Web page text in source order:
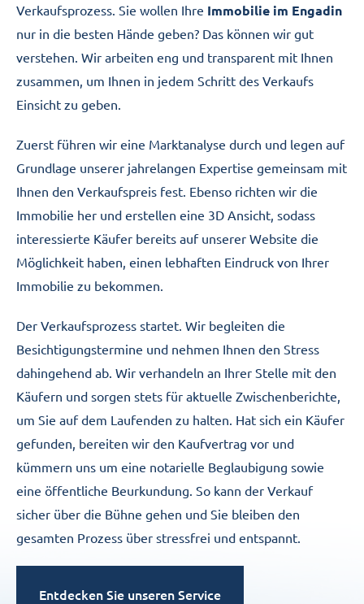
Verkaufsprozess. Sie wollen Ihre Immobilie im Engadin
nur in die besten Hände geben? Das können wir gut
verstehen. Wir arbeiten eng und transparent mit Ihnen
zusammen, um Ihnen in jedem Schritt des Verkaufs
Einsicht zu geben.
Zuerst führen wir eine Marktanalyse durch und legen auf
Grundlage unserer jahrelangen Expertise gemeinsam mit
Ihnen den Verkaufspreis fest. Ebenso richten wir die
Immobilie her und erstellen eine 3D Ansicht, sodass
interessierte Käufer bereits auf unserer Website die
Möglichkeit haben, einen lebhaften Eindruck von Ihrer
Immobilie zu bekommen.
Der Verkaufsprozess startet. Wir begleiten die
Besichtigungstermine und nehmen Ihnen den Stress
dahingehend ab. Wir verhandeln an Ihrer Stelle mit den
Käufern und sorgen stets für aktuelle Zwischenberichte,
um Sie auf dem Laufenden zu halten. Hat sich ein Käufer
gefunden, bereiten wir den Kaufvertrag vor und
kümmern uns um eine notarielle Beglaubigung sowie
eine öffentliche Beurkundung. So kann der Verkauf
sicher über die Bühne gehen und Sie bleiben den
gesamten Prozess über stressfrei und entspannt.
Entdecken Sie unseren Service